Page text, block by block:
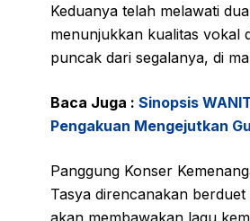
Keduanya telah melawati
menunjukkan kualitas vokal
puncak dari segalanya, di
Baca Juga : Sinopsis
Pengakuan Mengejutkan
Panggung Konser
Tasya direncanakan
akan membawakan lagu